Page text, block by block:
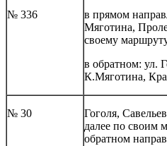
№ 336
в прямом
Мяготина,
своему
в обратном: ул.
К.Мяготина,
№ 30
Гоголя,
далее по своим
обратном